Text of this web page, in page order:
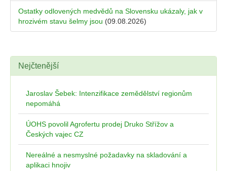
Ostatky odlovených medvědů na Slovensku ukázaly, jak v
hrozivém stavu šelmy jsou (09.08.2026)
Nejčtenější
Jaroslav Šebek: Intenzifikace zemědělství regionům
nepomáhá
ÚOHS povolil Agrofertu prodej Druko Střížov a
Českých vajec CZ
Nereálné a nesmyslné požadavky na skladování a
aplikaci hnojiv